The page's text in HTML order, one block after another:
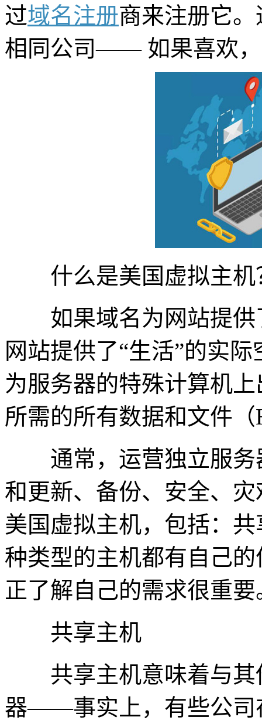
过域名注册商来注册它
相同公司—— 如果喜欢
什么是美国虚拟主机
如果域名为网站提供
网站提供了“生活”的实
为服务器的特殊计算机
所需的所有数据和文件
通常，运营独立服务
和更新、备份、安全、
美国虚拟主机，包括：
种类型的主机都有自己
正了解自己的需求很重要
共享主机
共享主机意味着与其
器——事实上，有些公司